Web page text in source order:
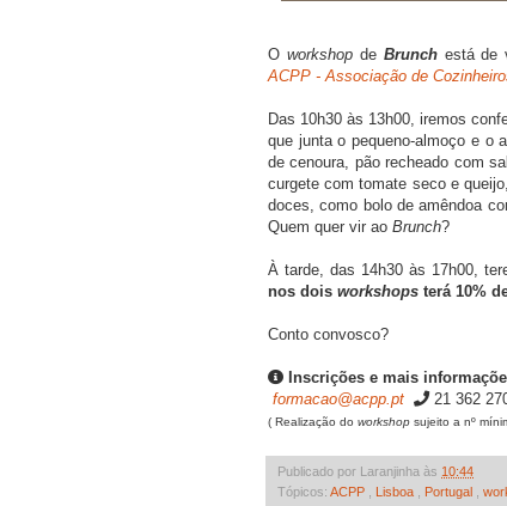
O workshopde Brunchestá de
ACPP - Associação de
Das 10h30 às 13h00, iremos
que junta o pequeno-almoço e o
de cenoura, pão recheado com
curgete com tomate seco e
doces, como bolo de amêndoa
Quem quer vir ao Brunch?
À tarde, das 14h30 às 17h00,
nos dois workshops terá 10%
Conto convosco?
Inscrições e mais
formacao@acpp.pt
21 362
( Realização do workshop sujeito a nº
Publicado por Laranjinha às 10:44
Tópicos: ACPP Lisboa Portugal